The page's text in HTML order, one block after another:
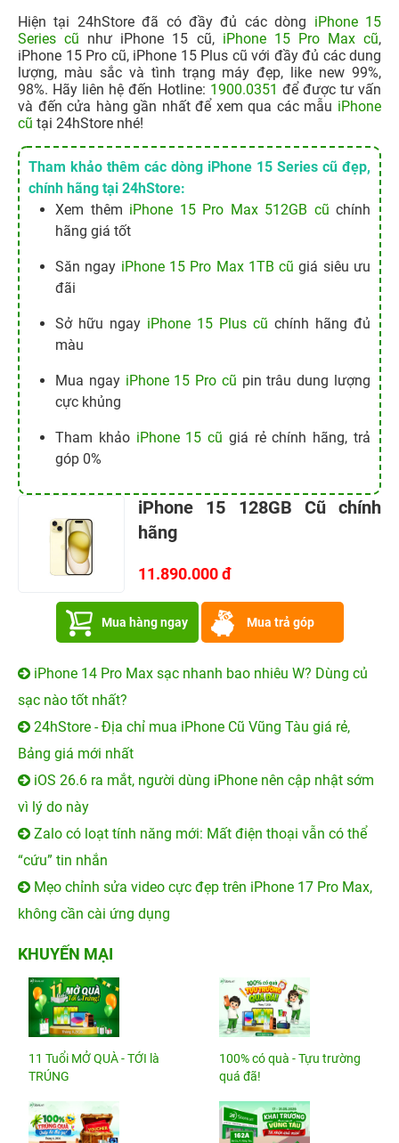
Hiện tại 24hStore đã có đầy đủ các dòng iPhone 15
Series cũ như iPhone 15 cũ, iPhone 15 Pro Max cũ,
iPhone 15 Pro cũ, iPhone 15 Plus cũ với đầy đủ các dung
lượng, màu sắc và tình trạng máy đẹp, like new 99%,
98%. Hãy liên hệ đến Hotline: 1900.0351 để được tư vấn
và đến cửa hàng gần nhất để xem qua các mẫu iPhone
cũ tại 24hStore nhé!
Tham khảo thêm các dòng iPhone 15 Series cũ đẹp,
chính hãng tại 24hStore:
Xem thêm iPhone 15 Pro Max 512GB cũ chính
hãng giá tốt
Săn ngay iPhone 15 Pro Max 1TB cũ giá siêu ưu
đãi
Sở hữu ngay iPhone 15 Plus cũ chính hãng đủ
màu
Mua ngay iPhone 15 Pro cũ pin trâu dung lượng
cực khủng
Tham khảo iPhone 15 cũ giá rẻ chính hãng, trả
góp 0%
iPhone 15 128GB Cũ chính
hãng
11.890.000 đ
Mua hàng ngay Mua trả góp
iPhone 14 Pro Max sạc nhanh bao nhiêu W? Dùng củ
sạc nào tốt nhất?
24hStore - Địa chỉ mua iPhone Cũ Vũng Tàu giá rẻ,
Bảng giá mới nhất
iOS 26.6 ra mắt, người dùng iPhone nên cập nhật sớm
vì lý do này
Zalo có loạt tính năng mới: Mất điện thoại vẫn có thể
“cứu” tin nhắn
Mẹo chỉnh sửa video cực đẹp trên iPhone 17 Pro Max,
không cần cài ứng dụng
KHUYẾN MẠI
11 Tuổi MỞ QUÀ - TỚI là
TRÚNG
100% có quà - Tựu trường
quá đã!